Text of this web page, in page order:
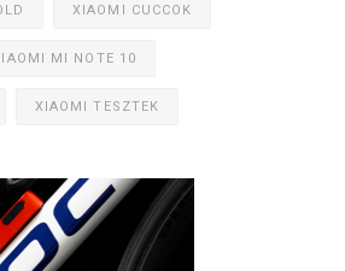
XIAOMI CUCCOK
MI NOTE 10
XIAOMI TESZTEK